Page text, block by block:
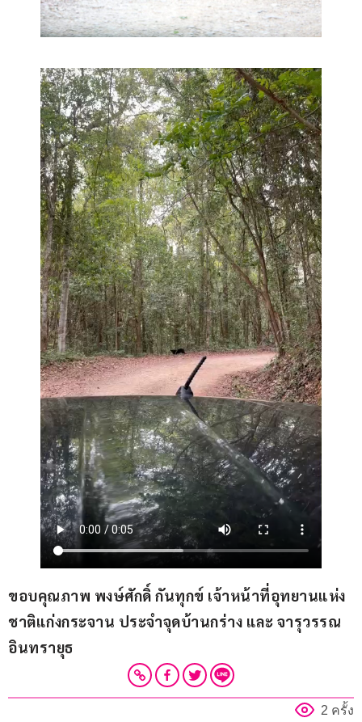
ขอบคุณภาพ พงษ์ศักดิ์ กันทุกข์ เจ้าหน้าที่อุทยานแห่ง
ชาติแก่งกระจาน ประจำจุดบ้านกร่าง และ จารุวรรณ
อินทรายุธ
2 ครั้ง